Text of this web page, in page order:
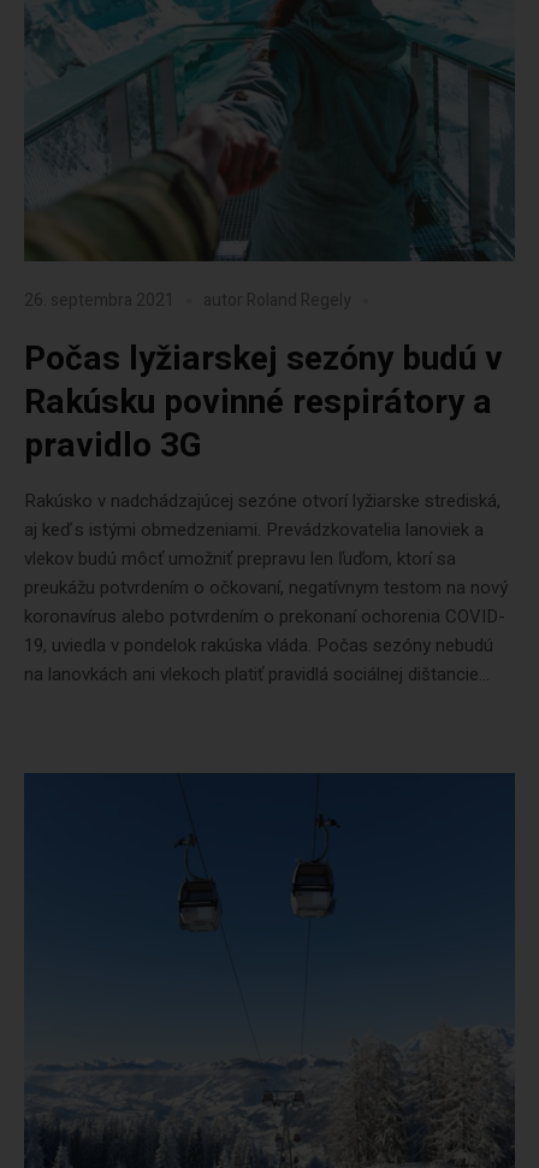
26. septembra 2021 autor Roland Regely
Počas lyžiarskej sezóny budú v
Rakúsku povinné respirátory a
pravidlo 3G
Rakúsko v nadchádzajúcej sezóne otvorí lyžiarske strediská,
aj keď s istými obmedzeniami. Prevádzkovatelia lanoviek a
vlekov budú môcť umožniť prepravu len ľuďom, ktorí sa
preukážu potvrdením o očkovaní, negatívnym testom na nový
koronavírus alebo potvrdením o prekonaní ochorenia COVID-
19, uviedla v pondelok rakúska vláda. Počas sezóny nebudú
na lanovkách ani vlekoch platiť pravidlá sociálnej dištancie...